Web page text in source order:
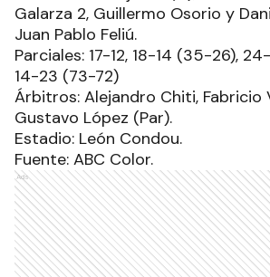
Galarza 2, Guillermo Osorio y
Juan Pablo Feliú.
Parciales: 17-12, 18-14 (35-26),
14-23 (73-72)
Árbitros: Alejandro Chiti, Fabricio
Gustavo López (Par).
Estadio: León Condou.
Fuente: ABC Color.
Ads